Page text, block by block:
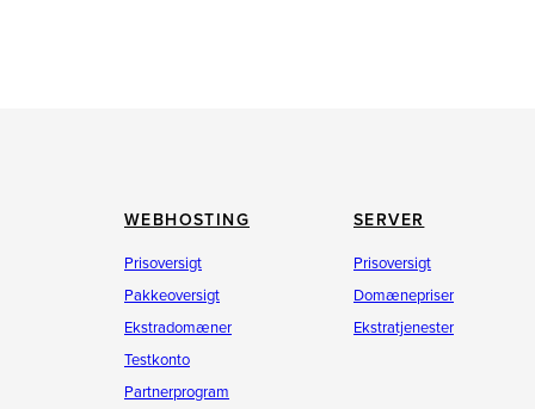
WEBHOSTING
Prisoversigt
Pakkeoversigt
Ekstradomæner
Testkonto
Partnerprogram
SERVER
Prisoversigt
Domænepriser
Ekstratjenester